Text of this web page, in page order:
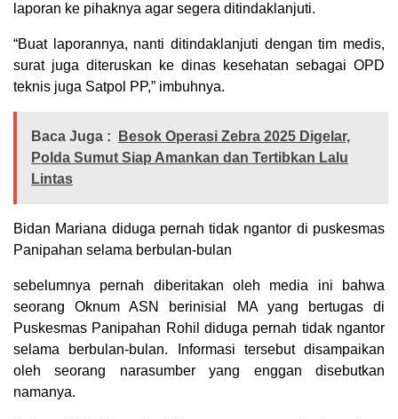
laporan ke pihaknya agar segera ditindaklanjuti.
“Buat laporannya, nanti ditindaklanjuti dengan tim medis,
surat juga diteruskan ke dinas kesehatan sebagai OPD
teknis juga Satpol PP,” imbuhnya.
Baca Juga :
Besok Operasi Zebra 2025 Digelar,
Polda Sumut Siap Amankan dan Tertibkan Lalu
Lintas
Bidan Mariana diduga pernah tidak ngantor di puskesmas
Panipahan selama berbulan-bulan
sebelumnya pernah diberitakan oleh media ini bahwa
seorang Oknum ASN berinisial MA yang bertugas di
Puskesmas Panipahan Rohil diduga pernah tidak ngantor
selama berbulan-bulan. Informasi tersebut disampaikan
oleh seorang narasumber yang enggan disebutkan
namanya.